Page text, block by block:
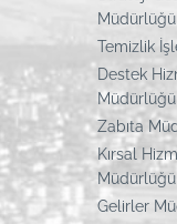
Müdürlüğü
Temizlik
Destek
Müdürlüğü
Zabıta
Kırsal
Müdürlüğü
Gelirler